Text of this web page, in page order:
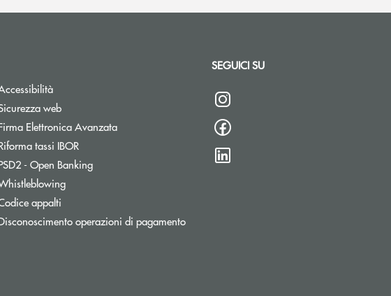
finestra
web
Elettronica Avanzata
tassi IBOR
- Open Banking
appalti
operazioni di pagamento
SEGUICI SU